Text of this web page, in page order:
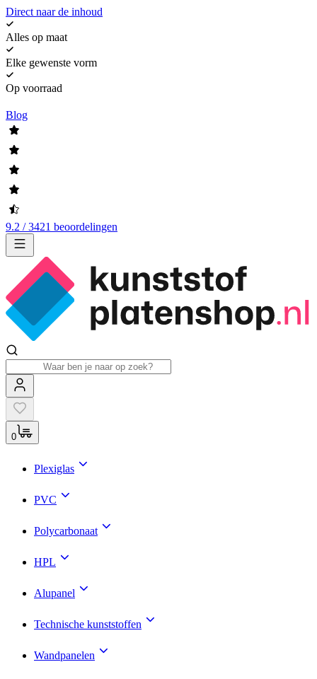
Direct naar de inhoud
Alles op maat
Elke gewenste vorm
Op voorraad
Blog
9.2 / 3421 beoordelingen
0
Plexiglas
PVC
Polycarbonaat
HPL
Alupanel
Technische kunststoffen
Wandpanelen